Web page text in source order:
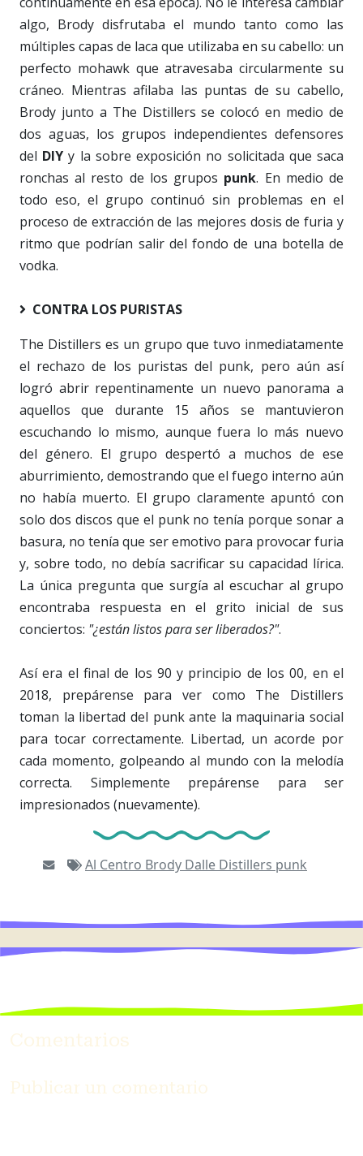
algo, Brody disfrutaba el mundo tanto como las
múltiples capas de laca que utilizaba en su cabello: un
perfecto mohawk que atravesaba circularmente su
cráneo. Mientras afilaba las puntas de su cabello,
Brody junto a The Distillers se colocó en medio de
dos aguas, los grupos independientes defensores
del DIY y la sobre exposición no solicitada que saca
ronchas al resto de los grupos punk. En medio de
todo eso, el grupo continuó sin problemas en el
proceso de extracción de las mejores dosis de furia y
ritmo que podrían salir del fondo de una botella de
vodka.
CONTRA LOS PURISTAS
The Distillers es un grupo que tuvo inmediatamente
el rechazo de los puristas del punk, pero aún así
logró abrir repentinamente un nuevo panorama a
aquellos que durante 15 años se mantuvieron
escuchando lo mismo, aunque fuera lo más nuevo
del género. El grupo despertó a muchos de ese
aburrimiento, demostrando que el fuego interno aún
no había muerto. El grupo claramente apuntó con
solo dos discos que el punk no tenía porque sonar a
basura, no tenía que ser emotivo para provocar furia
y, sobre todo, no debía sacrificar su capacidad lírica.
La única pregunta que surgía al escuchar al grupo
encontraba respuesta en el grito inicial de sus
conciertos: "¿están listos para ser liberados?".
Así era el final de los 90 y principio de los 00, en el
2018, prepárense para ver como The Distillers
toman la libertad del punk ante la maquinaria social
para tocar correctamente. Libertad, un acorde por
cada momento, golpeando al mundo con la melodía
correcta. Simplemente prepárense para ser
impresionados (nuevamente).
Al Centro Brody Dalle Distillers punk
Comentarios
Publicar un comentario